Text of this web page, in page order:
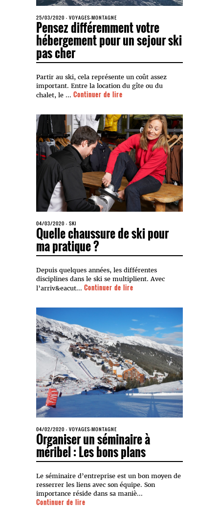
25/03/2020 - VOYAGES-MONTAGNE
Pensez différemment votre
hébergement pour un sejour ski
pas cher
Partir au ski, cela représente un coût assez
important. Entre la location du gîte ou du
chalet, le ... Continuer de lire
04/03/2020 - SKI
Quelle chaussure de ski pour
ma pratique ?
Depuis quelques années, les différentes
disciplines dans le ski se multiplient. Avec
l’arriv&eacut... Continuer de lire
04/02/2020 - VOYAGES-MONTAGNE
Organiser un séminaire à
méribel : Les bons plans
Le séminaire d’entreprise est un bon moyen de
resserrer les liens avec son équipe. Son
importance réside dans sa maniè...
Continuer de lire